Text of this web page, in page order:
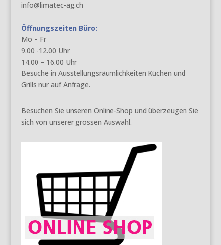
info@limatec-ag.ch
Öffnungszeiten Büro:
Mo – Fr
9.00 -12.00 Uhr
14.00 – 16.00 Uhr
Besuche in Ausstellungsräumlichkeiten Küchen und
Grills nur auf Anfrage.
Besuchen Sie unseren Online-Shop und überzeugen Sie
sich von unserer grossen Auswahl.